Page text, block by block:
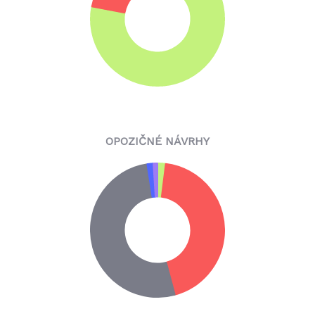
OPOZIČNÉ NÁVRHY